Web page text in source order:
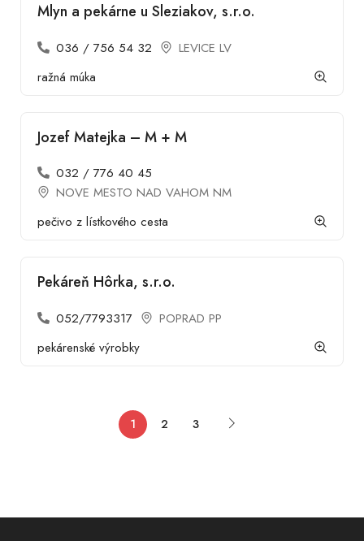
Mlyn a pekárne u Sleziakov, s.r.o.
036 / 756 54 32
LEVICE LV
ražná múka
Jozef Matejka – M + M
032 / 776 40 45
NOVE MESTO NAD VAHOM NM
pečivo z lístkového cesta
Pekáreň Hôrka, s.r.o.
052/7793317
POPRAD PP
pekárenské výrobky
1 2 3